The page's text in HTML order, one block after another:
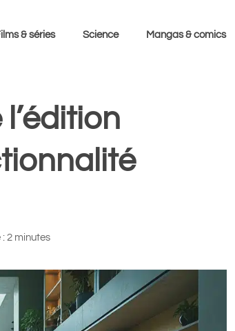
& séries Science Mangas & comics
2 minutes